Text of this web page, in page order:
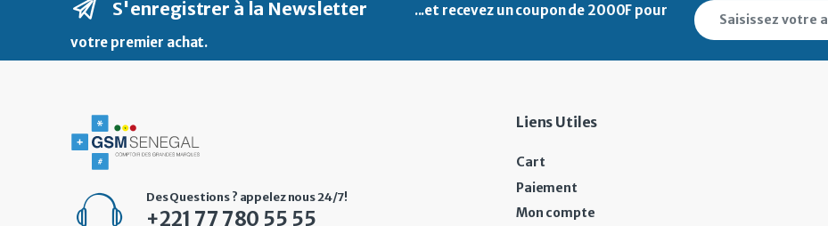
S'enregistrer à la Newsletter ...et recevez uncoupon de 2000F pour
votre premier achat.
Des Questions ? appelez nous 24/7!
+221 77 780 55 55
Liens Utiles
Cart
Paiement
Mon compte